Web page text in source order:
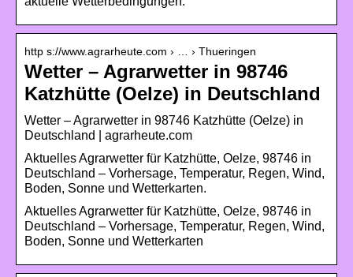
http s://www.agrarheute.com › … › Thueringen
Wetter – Agrarwetter in 98746
Katzhütte (Oelze) in Deutschland
Wetter – Agrarwetter in 98746 Katzhütte (Oelze) in
Deutschland | agrarheute.com
Aktuelles Agrarwetter für Katzhütte, Oelze, 98746 in
Deutschland – Vorhersage, Temperatur, Regen, Wind,
Boden, Sonne und Wetterkarten.
Aktuelles Agrarwetter für Katzhütte, Oelze, 98746 in
Deutschland – Vorhersage, Temperatur, Regen, Wind,
Boden, Sonne und Wetterkarten